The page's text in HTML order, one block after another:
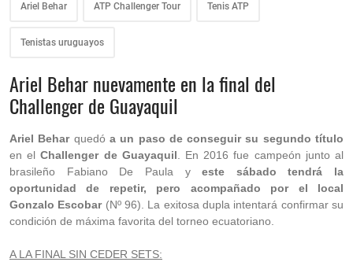
Ariel Behar ATP Challenger Tour Tenis ATP
Tenistas uruguayos
Ariel Behar nuevamente en la final del
Challenger de Guayaquil
Ariel Beharquedó a un paso de conseguir su segundo título
en elChallenger de Guayaquil . En 2016 fue campeón junto al
brasileño Fabiano De Paula yeste sábado tendrá la
oportunidad de repetir, pero acompañado por el local
Gonzalo Escobar(Nº 96). La exitosa dupla intentará confirmar su
condición de máxima favorita del torneo ecuatoriano.
A LA FINAL SIN CEDER SETS: